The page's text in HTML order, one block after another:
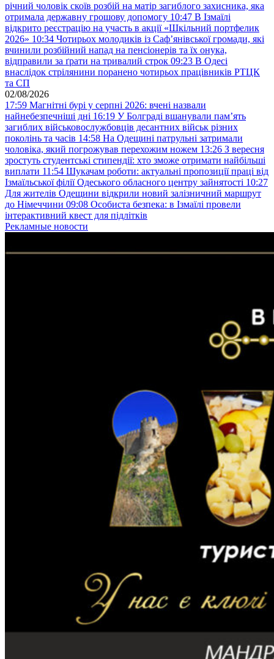
річний чоловік скоїв розбій на матір загиблого захисника, яка
отримала державну грошову допомогу 10:47 В Ізмаїлі
відкрито реєстрацію на участь в акції «Шкільний портфелик
2026» 10:34 Чотирьох молодиків із Саф’янівської громади, які
вчинили розбійний напад на пенсіонерів та їх онука,
відправили за ґрати на тривалий строк 09:23 В Одесі
внаслідок стрілянини поранено чотирьох працівників РТЦК
та СП
02/08/2026
17:59 Магнітні бурі у серпні 2026: вчені назвали
найнебезпечніші дні 16:19 У Болграді вшанували пам’ять
загиблих військовослужбовців десантних військ різних
поколінь та часів 14:58 На Одещині патрульні затримали
чоловіка, який погрожував перехожим ножем 13:26 З вересня
зростуть студентські стипендії: хто зможе отримати найбільші
виплати 11:54 Шукачам роботи: актуальні пропозиції праці від
Ізмаїльської філії Одеського обласного центру зайнятості 10:27
Для жителів Одещини відкрили новий залізничний маршрут
до Німеччини 09:08 Особиста безпека: в Ізмаїлі провели
інтерактивний квест для підлітків
Рекламные новости